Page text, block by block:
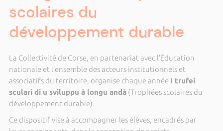
scolaires du
développement durable
La Collectivité de Corse, en partenariat avec l’Éducation
nationale et l’ensemble des acteurs institutionnels et
associatifs du territoire, organise chaque année I trufei
sculari di u sviluppu à longu andà(Trophées scolaires du
développement durable).
Ce dispositif vise à accompagner les élèves, encadrés par